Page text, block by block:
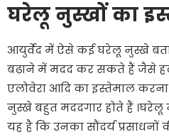
घरेलूनुस्खोंका
आयुर्वेद में ऐसे कई घरेलू नुस्खे
बढ़ाने में मदद कर सकते हैं जैसे
एलोवेरा आदि का इस्तेमाल
नुस्खे बहुत मददगार होते हैं
यह है कि उनका सौंदर्य प्रसाधनों